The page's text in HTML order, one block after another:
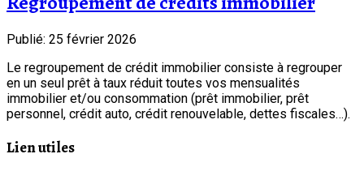
Publié: 25 février 2026
Le regroupement de crédit immobilier consiste à regrouper
en un seul prêt à taux réduit toutes vos mensualités
immobilier et/ou consommation (prêt immobilier, prêt
personnel, crédit auto, crédit renouvelable, dettes fiscales…).
Lien utiles